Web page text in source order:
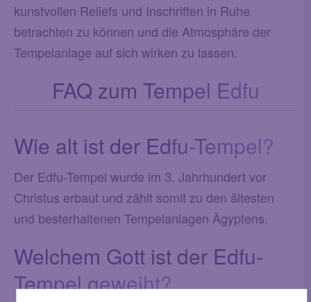
kunstvollen Reliefs und Inschriften in Ruhe
betrachten zu können und die Atmosphäre der
Tempelanlage auf sich wirken zu lassen.
FAQ zum Tempel Edfu
Wie alt ist der Edfu-Tempel?
Der Edfu-Tempel wurde im 3. Jahrhundert vor
Christus erbaut und zählt somit zu den ältesten
und besterhaltenen Tempelanlagen Ägyptens.
Welchem Gott ist der Edfu-
Tempel geweiht?